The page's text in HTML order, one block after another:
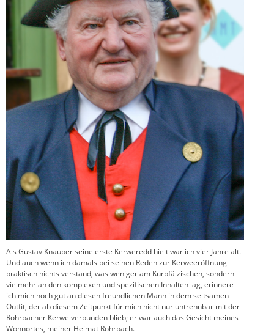
Als Gustav Knauber seine erste Kerweredd hielt war ich vier Jahre alt.
Und auch wenn ich damals bei seinen Reden zur Kerweeröffnung
praktisch nichts verstand, was weniger am Kurpfälzischen, sondern
vielmehr an den komplexen und spezifischen Inhalten lag, erinnere
ich mich noch gut an diesen freundlichen Mann in dem seltsamen
Outfit, der ab diesem Zeitpunkt für mich nicht nur untrennbar mit der
Rohrbacher Kerwe verbunden blieb; er war auch das Gesicht meines
Wohnortes, meiner Heimat Rohrbach.